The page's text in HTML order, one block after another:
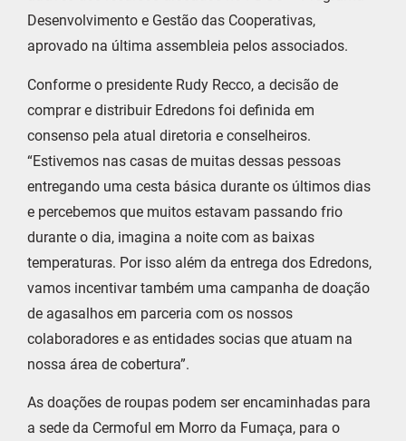
Desenvolvimento e Gestão das Cooperativas,
aprovado na última assembleia pelos associados.
Conforme o presidente Rudy Recco, a decisão de
comprar e distribuir Edredons foi definida em
consenso pela atual diretoria e conselheiros.
“Estivemos nas casas de muitas dessas pessoas
entregando uma cesta básica durante os últimos dias
e percebemos que muitos estavam passando frio
durante o dia, imagina a noite com as baixas
temperaturas. Por isso além da entrega dos Edredons,
vamos incentivar também uma campanha de doação
de agasalhos em parceria com os nossos
colaboradores e as entidades socias que atuam na
nossa área de cobertura”.
As doações de roupas podem ser encaminhadas para
a sede da Cermoful em Morro da Fumaça, para o